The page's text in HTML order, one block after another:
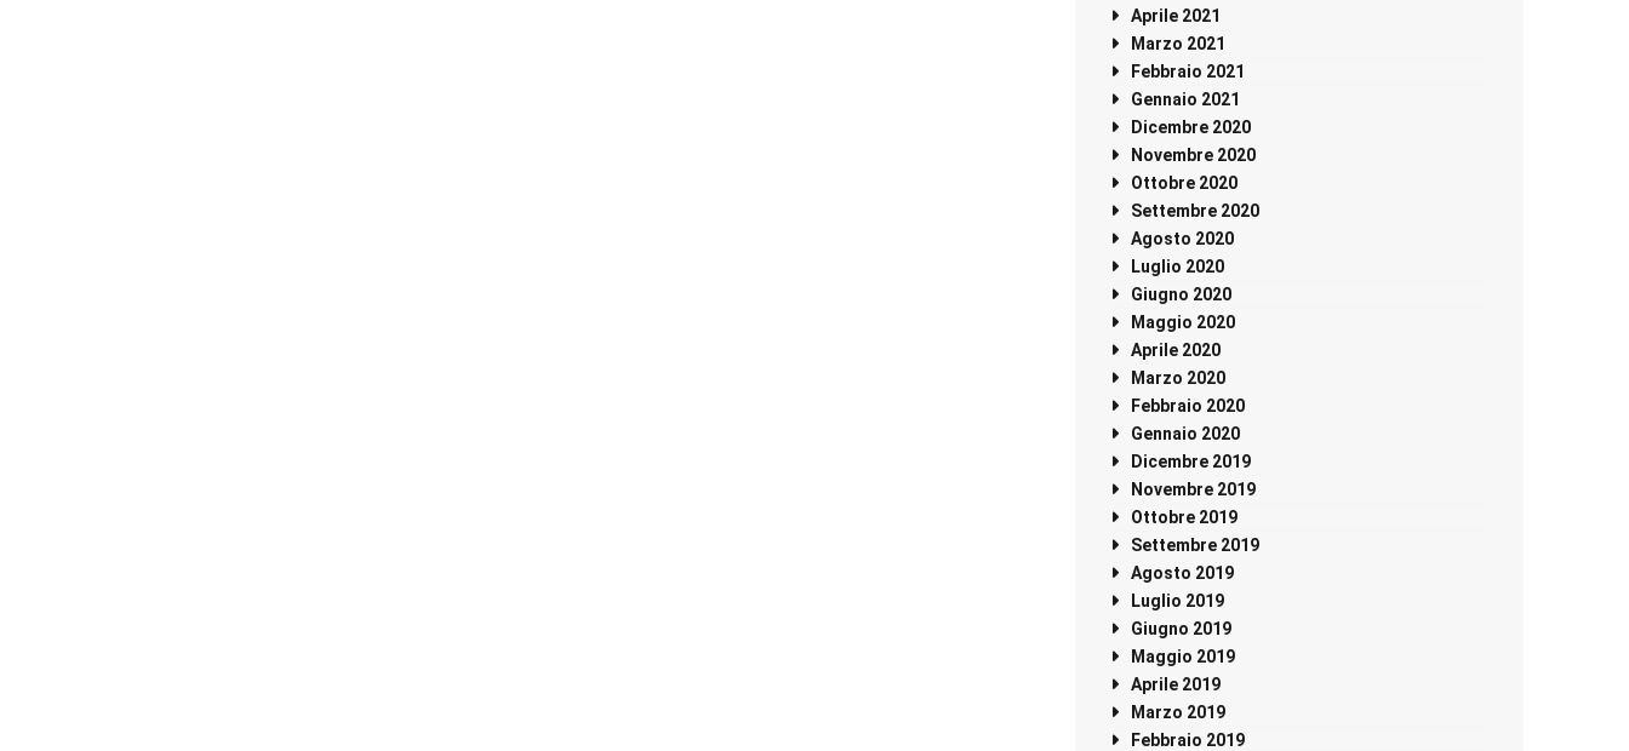
Aprile 2021
Marzo 2021
Febbraio 2021
Gennaio 2021
Dicembre 2020
Novembre 2020
Ottobre 2020
Settembre 2020
Agosto 2020
Luglio 2020
Giugno 2020
Maggio 2020
Aprile 2020
Marzo 2020
Febbraio 2020
Gennaio 2020
Dicembre 2019
Novembre 2019
Ottobre 2019
Settembre 2019
Agosto 2019
Luglio 2019
Giugno 2019
Maggio 2019
Aprile 2019
Marzo 2019
Febbraio 2019